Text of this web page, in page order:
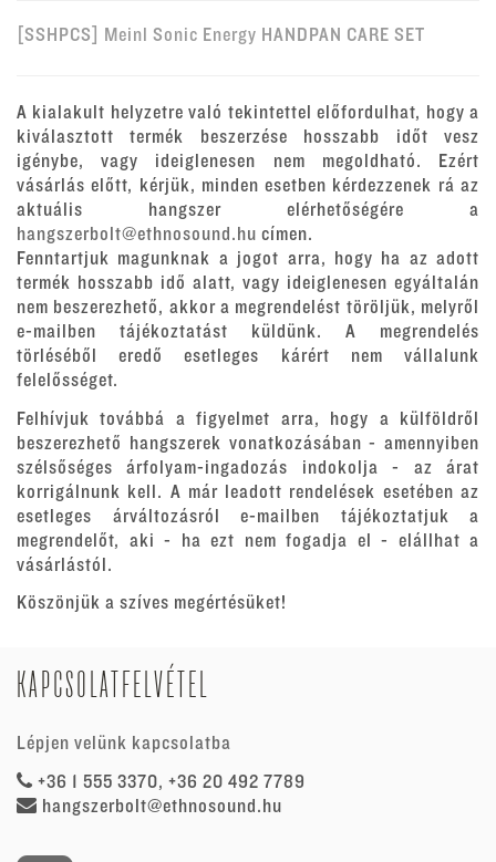
[SSHPCS] Meinl Sonic Energy HANDPAN CARE SET
A kialakult helyzetre való tekintettel előfordulhat, hogy a
kiválasztott termék beszerzése hosszabb időt vesz
igénybe, vagy ideiglenesen nem megoldható. Ezért
vásárlás előtt, kérjük, minden esetben kérdezzenek rá az
aktuális hangszer elérhetőségére a
hangszerbolt@ethnosound.hu címen.
Fenntartjuk magunknak a jogot arra, hogy ha az adott
termék hosszabb idő alatt, vagy ideiglenesen egyáltalán
nem beszerezhető, akkor a megrendelést töröljük, melyről
e-mailben tájékoztatást küldünk. A megrendelés
törléséből eredő esetleges kárért nem vállalunk
felelősséget.
Felhívjuk továbbá a figyelmet arra, hogy a külföldről
beszerezhető hangszerek vonatkozásában - amennyiben
szélsőséges árfolyam-ingadozás indokolja - az árat
korrigálnunk kell. A már leadott rendelések esetében az
esetleges árváltozásról e-mailben tájékoztatjuk a
megrendelőt, aki - ha ezt nem fogadja el - elállhat a
vásárlástól.
Köszönjük a szíves megértésüket!
KAPCSOLATFELVÉTEL
Lépjen velünk kapcsolatba
+36 1 555 3370, +36 20 492 7789
hangszerbolt@ethnosound.hu